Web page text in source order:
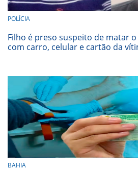
POLÍCIA
Filho é preso suspeito de matar
com carro, celular e cartão da
BAHIA